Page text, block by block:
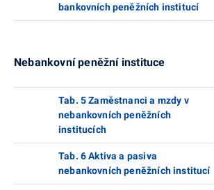
bankovních peněžních institucí
Nebankovní peněžní instituce
Tab. 5 Zaměstnanci a mzdy v
nebankovních peněžních
institucích
Tab. 6 Aktiva a pasiva
nebankovních peněžních institucí